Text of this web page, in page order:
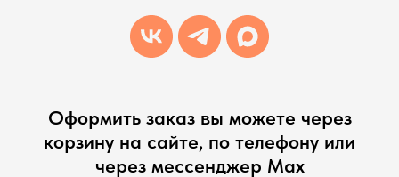
Оформить заказ вы можете через
корзину на сайте, по телефону или
через мессенджер Max